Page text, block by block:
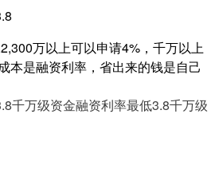
万以上可以申请4%，千万以上
本是融资利率，省出来的钱是自己
千万级资金融资利率最低3.8千万级